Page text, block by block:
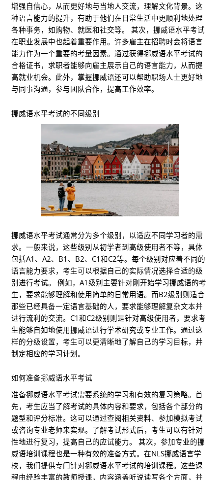
增强自信心，从而更好地与当地人交流，理解文化背景。这
种语言能力的提升，有助于他们在日常生活中更顺利地处理
各种事务，如购物、就医和社交等。 其次，挪威语水平考试
在职业发展中也起着重要作用。许多雇主在招聘时会将语言
能力作为一个重要的考量因素。通过获得挪威语水平考试的
合格证书，求职者能够向雇主展示自己的语言能力，从而提
高就业机会。此外，掌握挪威语还可以帮助职场人士更好地
与同事沟通，参与团队合作，提高工作效率。
挪威语水平考试的不同级别
挪威语水平考试通常分为多个级别，以适应不同学习者的需
求。一般来说，这些级别从初学者到高级使用者不等，具体
包括A1、A2、B1、B2、C1和C2等。每个级别对应着不同的
语言能力要求，考生可以根据自己的实际情况选择合适的级
别进行考试。 例如，A1级别主要针对刚开始学习挪威语的考
生，要求能够理解和使用简单的日常用语。而B2级别则适合
那些已经具备一定语言基础的人，要求能够理解复杂文本并
进行流利的交流。C1和C2级别则是针对高级使用者，要求考
生能够自如地使用挪威语进行学术研究或专业工作。通过这
样的分级设置，考生可以更清晰地了解自己的学习目标，并
制定相应的学习计划。
如何准备挪威语水平考试
准备挪威语水平考试需要系统的学习和有效的复习策略。首
先，考生应当了解考试的具体内容和要求，包括各个部分的
题型和评分标准。这可以通过查阅相关资料、参加模拟考试
或咨询专业老师来实现。了解考试形式后，考生可以有针对
性地进行复习，提高自己的应试能力。 其次，参加专业的挪
威语培训课程也是一种有效的准备方式。在NLS挪威语言学
校，我们提供专门针对挪威语水平考试的培训课程。这些课
程由经验丰富的教师授课，内容涵盖听说读写各个方面，并